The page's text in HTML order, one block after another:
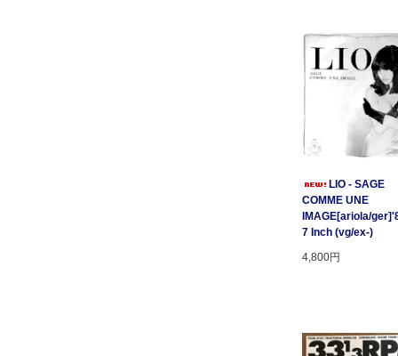
LIO - SAGE
COMME UNE
IMAGE[ariola/
7 Inch (vg/ex-)
4,800円